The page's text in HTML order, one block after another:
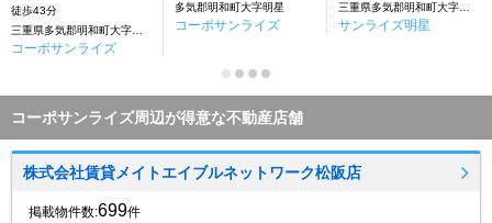
徒歩43分
コーポサンライズ
多気郡明和町大字明星
コーポサンライズ サンライズ明星
コーポサンライズ周辺が得意な不動産店舗
株式会社賃貸メイトエイブルネットワーク松阪店
掲載物件数:699件